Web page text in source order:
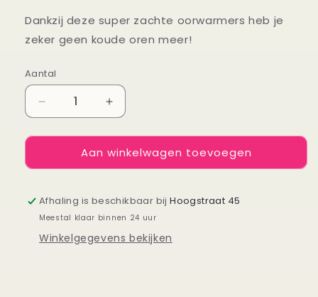
Dankzij deze super zachte oorwarmers heb je
zeker geen koude oren meer!
Aantal
Aantal
Aantal
verlagen
voor
Oorwarmers
beige
Aantal
verhogen
voor
Oorwarmers
beige
Aan winkelwagen toevoegen
Afhaling is beschikbaar bijHoogstraat 45
Meestal klaar binnen 24 uur
Winkelgegevens bekijken